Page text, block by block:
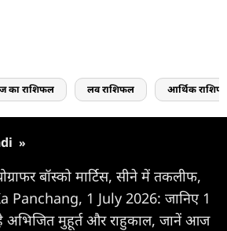
का राशिफल लव राशिफल आर्थिक
»
बॉस्को मार्टिस, सीने में तकलीफ,
Panchang, 1 July 2026: जानिए 1
अभिजित मुहूर्त और राहुकाल, जानें आज